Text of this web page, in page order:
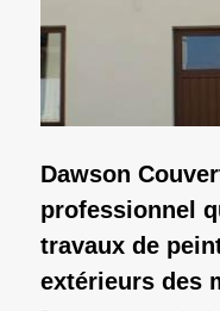
Dawson
professionnel
travaux de
extérieurs des